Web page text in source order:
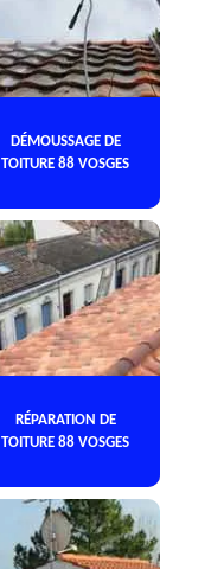
DÉMOUSSAGE DE
TOITURE 88 VOSGES
RÉPARATION DE
TOITURE 88 VOSGES